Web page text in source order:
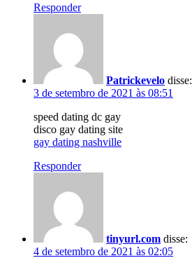
Responder
Patrickevelo disse:
3 de setembro de 2021 às 08:51
speed dating dc gay
disco gay dating site
gay dating nashville
Responder
tinyurl.com disse:
4 de setembro de 2021 às 02:05